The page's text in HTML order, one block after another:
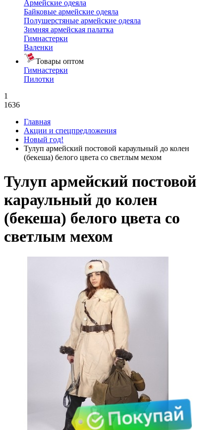
Армейские одеяла
Байковые армейские одеяла
Полушерстяные армейские одеяла
Зимняя армейская палатка
Гимнастерки
Валенки
Товары оптом
Гимнастерки
Пилотки
1
1636
Главная
Акции и спецпредложения
Новый год!
Тулуп армейский постовой караульный до колен
(бекеша) белого цвета со светлым мехом
Тулуп армейский постовой
караульный до колен
(бекеша) белого цвета со
светлым мехом